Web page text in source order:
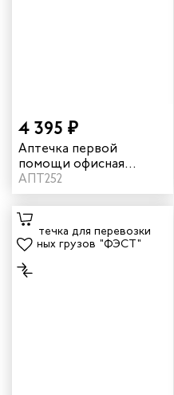
4 395 ₽
Аптечка первой
помощи офисная
"ФЭСТ" до 30 человек
АПТ252